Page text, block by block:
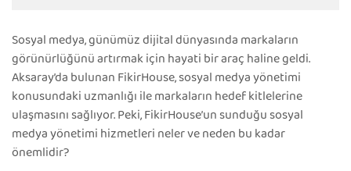
Sosyal medya, günümüz dijital dünyasında markaların
görünürlüğünü artırmak için hayati bir araç haline geldi.
Aksaray’da bulunan FikirHouse, sosyal medya yönetimi
konusundaki uzmanlığı ile markaların hedef kitlelerine
ulaşmasını sağlıyor. Peki, FikirHouse’un sunduğu sosyal
medya yönetimi hizmetleri neler ve neden bu kadar
önemlidir?